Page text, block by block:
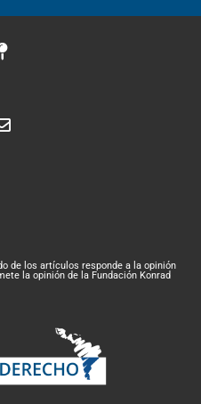
de los artículos responde a la opinión
la opinión de la Fundación Konrad